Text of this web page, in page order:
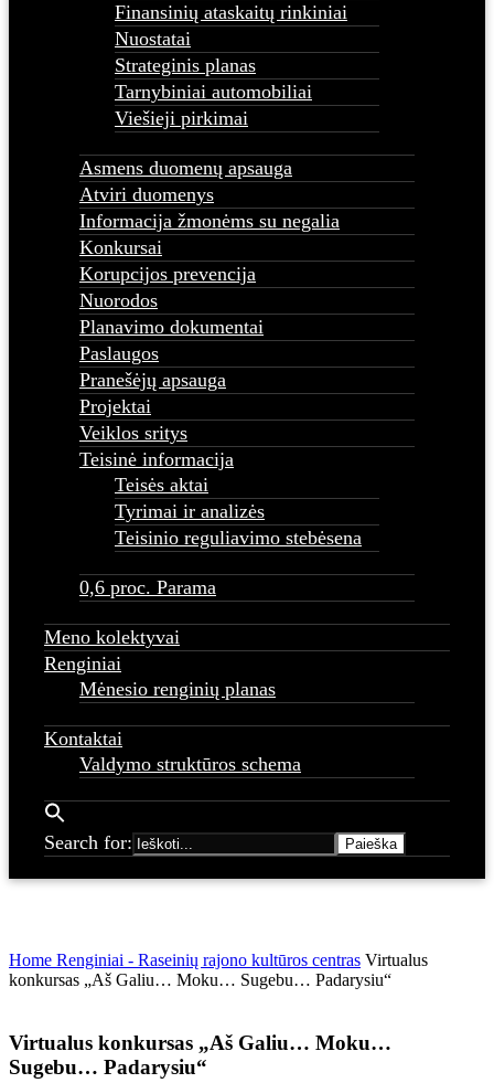
Finansinių ataskaitų rinkiniai
Nuostatai
Strateginis planas
Tarnybiniai automobiliai
Viešieji pirkimai
Asmens duomenų apsauga
Atviri duomenys
Informacija žmonėms su negalia
Konkursai
Korupcijos prevencija
Nuorodos
Planavimo dokumentai
Paslaugos
Pranešėjų apsauga
Projektai
Veiklos sritys
Teisinė informacija
Teisės aktai
Tyrimai ir analizės
Teisinio reguliavimo stebėsena
0,6 proc. Parama
Meno kolektyvai
Renginiai
Mėnesio renginių planas
Kontaktai
Valdymo struktūros schema
Search for:
Home Renginiai - Raseinių rajono kultūros centras Virtualus
konkursas „Aš Galiu… Moku… Sugebu… Padarysiu“
Virtualus konkursas „Aš Galiu… Moku…
Sugebu… Padarysiu“